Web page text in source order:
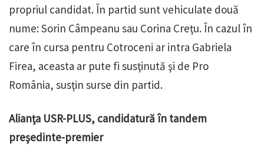
propriul candidat. În partid sunt vehiculate două
nume: Sorin Câmpeanu sau Corina Creţu. În cazul în
care în cursa pentru Cotroceni ar intra Gabriela
Firea, aceasta ar pute fi susţinută şi de Pro
România, susţin surse din partid.
Alianţa USR-PLUS, candidatură în tandem
preşedinte-premier